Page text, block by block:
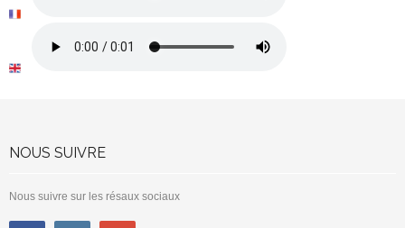
NOUS SUIVRE
Nous suivre sur les résaux sociaux